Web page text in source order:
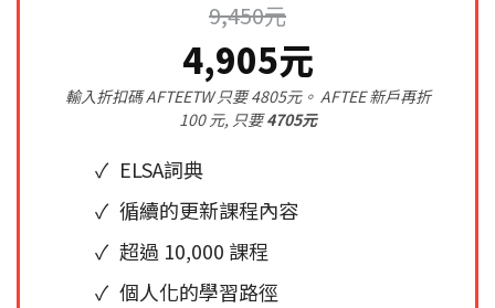
9,450元
4,905元
輸入折扣碼 AFTEETW 只要 4805元。 AFTEE 新戶再折
100 元, 只要4705元
ELSA詞典
循續的更新課程內容
超過 10,000 課程
個人化的學習路徑